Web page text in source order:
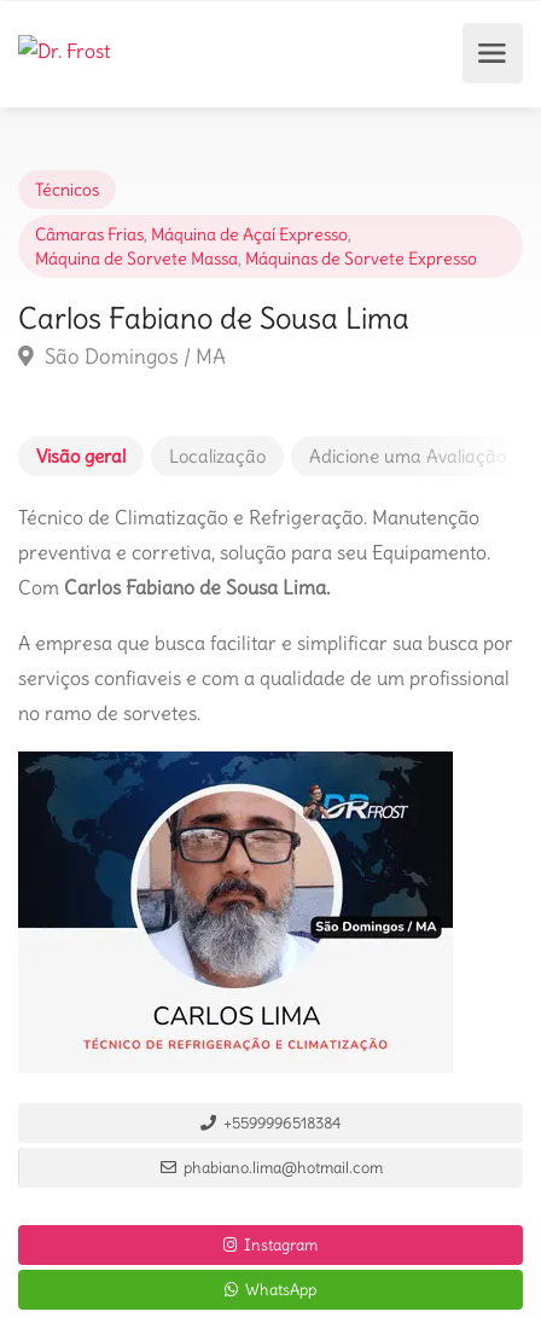
Técnicos
Câmaras Frias, Máquina de Açaí Expresso,
Máquina de Sorvete Massa, Máquinas de Sorvete Expresso
Carlos Fabiano de Sousa Lima
São Domingos / MA
Visão geral Localização Adicione uma Avaliação
Técnico de Climatização e Refrigeração. Manutenção
preventiva e corretiva, solução para seu Equipamento.
Com Carlos Fabiano de Sousa Lima.
A empresa que busca facilitar e simplificar sua busca por
serviços confiaveis e com a qualidade de um profissional
no ramo de sorvetes.
+5599996518384
phabiano.lima@hotmail.com
Instagram
WhatsApp